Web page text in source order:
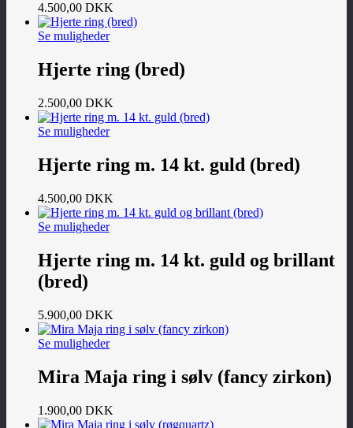
4.500,00 DKK
Se muligheder
Hjerte ring (bred)
2.500,00 DKK
Se muligheder
Hjerte ring m. 14 kt. guld (bred)
4.500,00 DKK
Se muligheder
Hjerte ring m. 14 kt. guld og brillant
(bred)
5.900,00 DKK
Se muligheder
Mira Maja ring i sølv (fancy zirkon)
1.900,00 DKK